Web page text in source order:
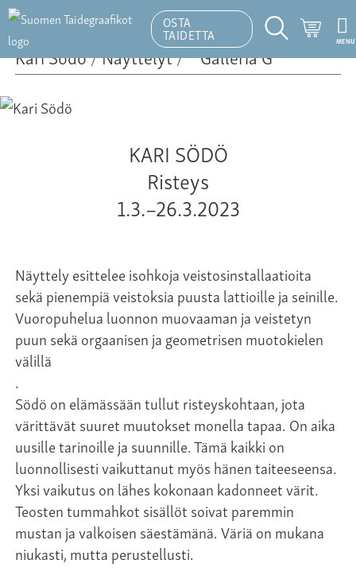
OSTA
TAIDETTA
Hakutoiminto
MENU
Kari Södö/Näyttelyt/
KARI SÖDÖ
Risteys
1.3.–26.3.2023
Näyttely esittelee isohkoja veistosinstallaatioita
sekä pienempiä veistoksia puusta lattioille ja seinille.
Vuoropuhelua luonnon muovaaman ja veistetyn
puun sekä orgaanisen ja geometrisen muotokielen
välillä
.
Södö on elämässään tullut risteyskohtaan, jota
värittävät suuret muutokset monella tapaa. On aika
uusille tarinoille ja suunnille. Tämä kaikki on
luonnollisesti vaikuttanut myös hänen taiteeseensa.
Yksi vaikutus on lähes kokonaan kadonneet värit.
Teosten tummahkot sisällöt soivat paremmin
mustan ja valkoisen säestämänä. Väriä on mukana
niukasti, mutta perustellusti.